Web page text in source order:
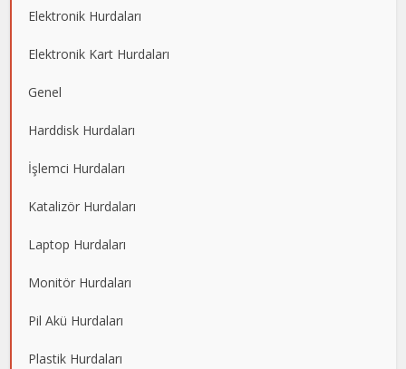
Elektronik Hurdaları
Elektronik Kart Hurdaları
Genel
Harddisk Hurdaları
İşlemci Hurdaları
Katalizör Hurdaları
Laptop Hurdaları
Monitör Hurdaları
Pil Akü Hurdaları
Plastik Hurdaları